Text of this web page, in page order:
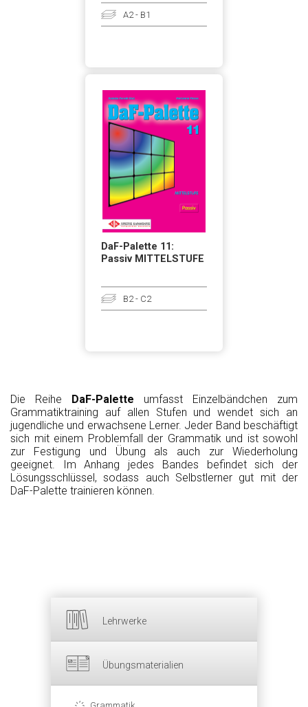
Lehrwerke
Übungsmaterialien
A2 - B1
DaF-Palette 11:
Passiv MITTELSTUFE
B2 - C2
Die Reihe DaF-Palette umfasst Einzelbändchen zum
Grammatiktraining auf allen Stufen und wendet sich an
jugendliche und erwachsene Lerner. Jeder Band beschäftigt
sich mit einem Problemfall der Grammatik und ist sowohl
zur Festigung und Übung als auch zur Wiederholung
geeignet.
Im Anhang jedes Bandes befindet sich der
Lösungsschlüssel,sodass auch Selbstlerner gut mit der
DaF-Palette trainieren können.